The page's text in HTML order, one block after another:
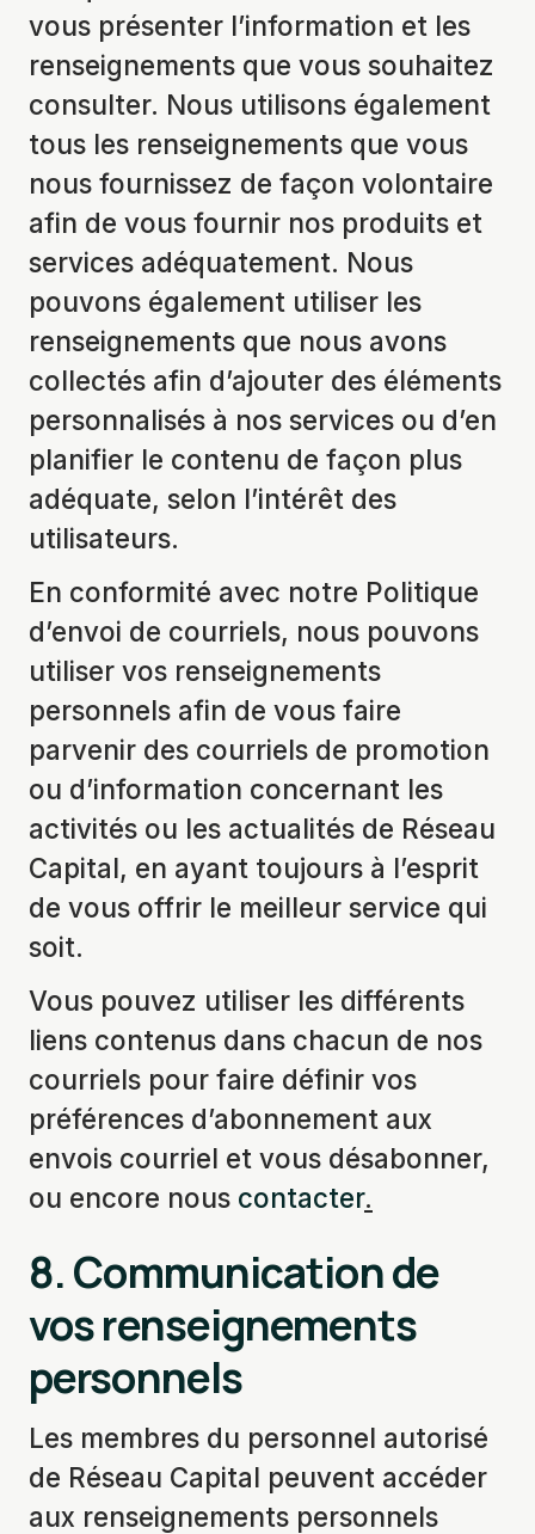
vous présenter l’information et les
renseignements que vous souhaitez
consulter. Nous utilisons également
tous les renseignements que vous
nous fournissez de façon volontaire
afin de vous fournir nos produits et
services adéquatement. Nous
pouvons également utiliser les
renseignements que nous avons
collectés afin d’ajouter des éléments
personnalisés à nos services ou d’en
planifier le contenu de façon plus
adéquate, selon l’intérêt des
utilisateurs.
En conformité avec notre Politique
d’envoi de courriels, nous pouvons
utiliser vos renseignements
personnels afin de vous faire
parvenir des courriels de promotion
ou d’information concernant les
activités ou les actualités de Réseau
Capital, en ayant toujours à l’esprit
de vous offrir le meilleur service qui
soit.
Vous pouvez utiliser les différents
liens contenus dans chacun de nos
courriels pour faire définir vos
préférences d’abonnement aux
envois courriel et vous désabonner,
ou encore nous contacter.
8.Communication de
vos renseignements
personnels
Les membres du personnel autorisé
de Réseau Capital peuvent accéder
aux renseignements personnels